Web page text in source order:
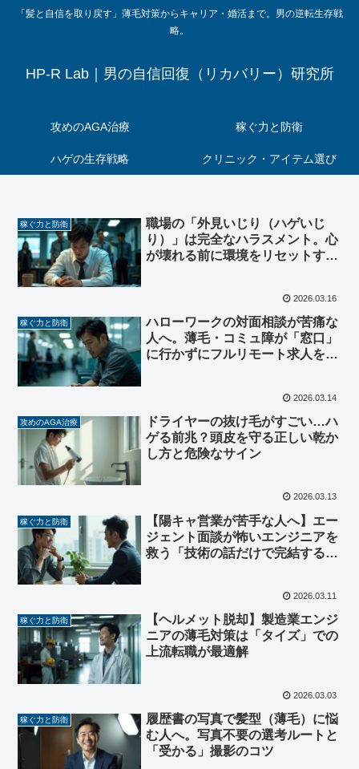
「髪と自信を取り戻す」薄毛対策からキャリア・婚活まで。男の逆転生存戦
略。
HP-R Lab｜男の自信回復（リカバリー）研究所
攻めのAGA治療 稼ぐ力と防衛
ハゲの生存戦略 クリニック・アイテム選び
稼ぐ力と防衛
職場の「外見いじり（ハゲいじ
り）」は完全なハラスメント。心
が壊れる前に環境をリセットすべ
2026.03.16
稼ぐ力と防衛
ハローワークの対面相談が苦痛な
人へ。薄毛・コミュ障が「窓口」
に行かずにフルリモート求人を見
2026.03.14
攻めのAGA治療
ドライヤーの抜け毛がすごい…ハ
ゲる前兆？頭皮を守る正しい乾か
し方と危険なサイン
2026.03.13
稼ぐ力と防衛
【陽キャ営業が苦手な人へ】エー
ジェント面談が怖いエンジニアを
救う「技術の話だけで完結する」
2026.03.11
稼ぐ力と防衛
【ヘルメット脱却】製造業エンジ
ニアの薄毛対策は「タイズ」での
上流転職が最適解
2026.03.03
稼ぐ力と防衛
履歴書の写真で髪型（薄毛）に悩
む人へ。写真不要の選考ルートと
「受かる」撮影のコツ